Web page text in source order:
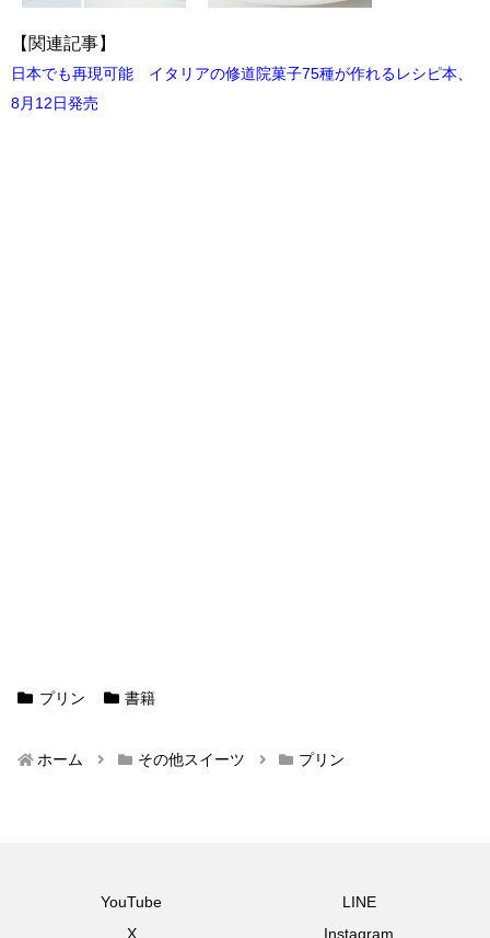
【関連記事】
日本でも再現可能 イタリアの修道院菓子75種が作れるレシピ本、
8月12日発売
プリン 書籍
ホーム その他スイーツ プリン
YouTube
LINE
X
Instagram